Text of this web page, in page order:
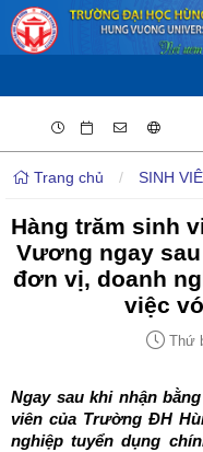
Trang chủ / SINH
Hàng trăm sinh
Vương ngay
đơn vị, doanh
việc
Thứ
Ngay sau khi nhận
viên của Trường ĐH
nghiệp tuyển dụng